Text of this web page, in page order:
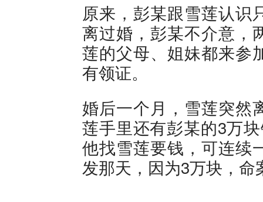
原来，彭某跟雪莲认识
离过婚，彭某不介意，
莲的父母、姐妹都来参
有领证。
婚后一个月，雪莲突然
莲手里还有彭某的3万
他找雪莲要钱，可连续
发那天，因为3万块，